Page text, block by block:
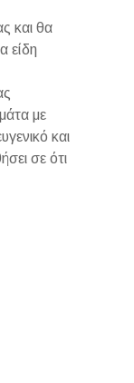
και θα
είδη
με
και
σε ότι